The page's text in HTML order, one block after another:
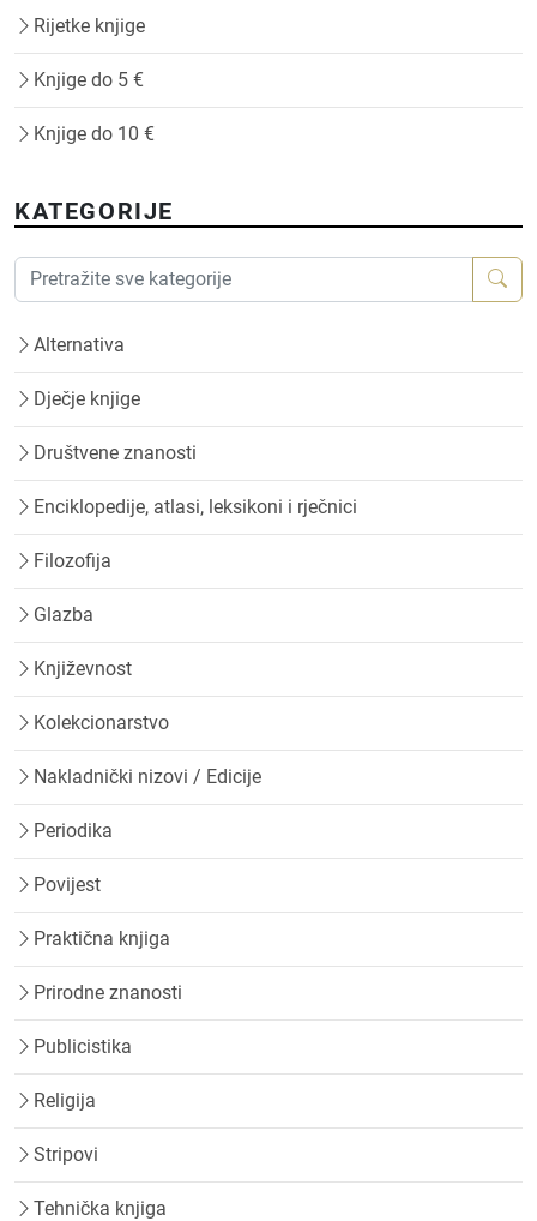
Rijetke knjige
Knjige do 5 €
Knjige do 10 €
KATEGORIJE
Alternativa
Dječje knjige
Društvene znanosti
Enciklopedije, atlasi, leksikoni i rječnici
Filozofija
Glazba
Književnost
Kolekcionarstvo
Nakladnički nizovi / Edicije
Periodika
Povijest
Praktična knjiga
Prirodne znanosti
Publicistika
Religija
Stripovi
Tehnička knjiga